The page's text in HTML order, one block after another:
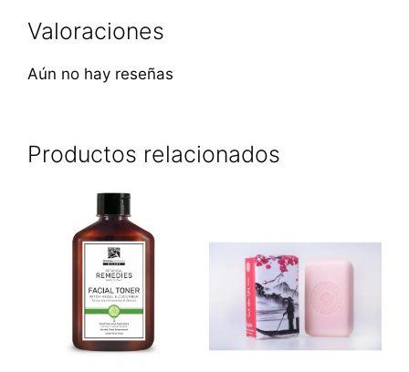
Valoraciones
Aún no hay reseñas
Productos relacionados